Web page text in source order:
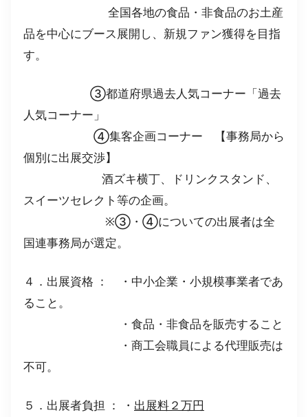
全国各地の食品・非食品のお土産
品を中心にブース展開し、新規ファン獲得を目指
す。
③都道府県過去人気コーナー「過去
人気コーナー」
④集客企画コーナー 【事務局から
個別に出展交渉】
酒ズキ横丁、ドリンクスタンド、
スイーツセレクト等の企画。
※③・④についての出展者は全
国連事務局が選定。
４．出展資格 ： ・中小企業・小規模事業者であ
ること。
・食品・非食品を販売すること
・商工会職員による代理販売は
不可。
５．出展者負担 ： ・ 出展料２万円